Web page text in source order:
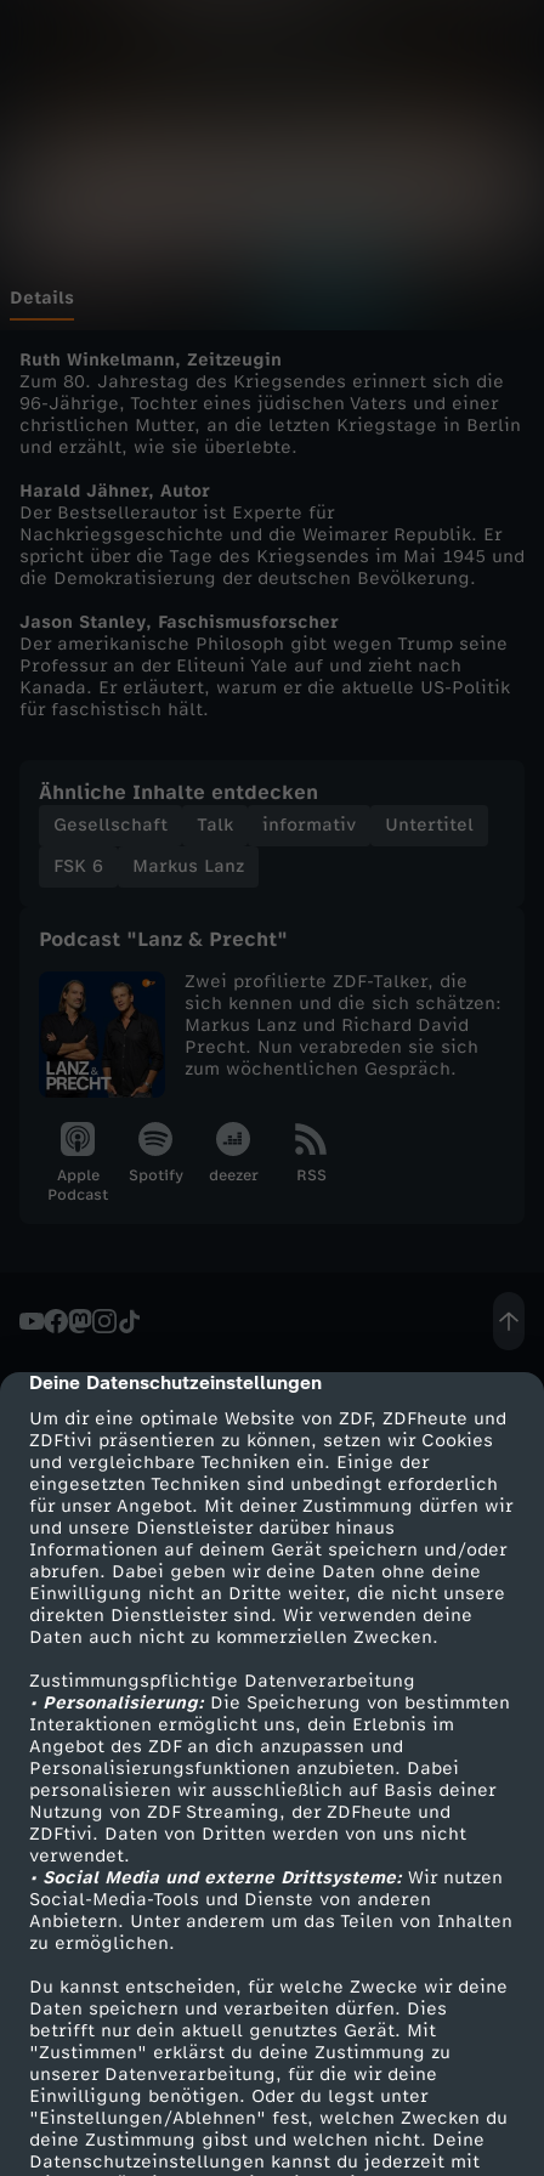
cmp-dialog-description
Deine Datenschutzeinstellungen
Um dir eine optimale Website von ZDF, ZDFheute und
ZDFtivi präsentieren zu können, setzen wir Cookies
und vergleichbare Techniken ein. Einige der
eingesetzten Techniken sind unbedingt erforderlich
für unser Angebot. Mit deiner Zustimmung dürfen wir
und unsere Dienstleister darüber hinaus
Informationen auf deinem Gerät speichern und/oder
abrufen. Dabei geben wir deine Daten ohne deine
Einwilligung nicht an Dritte weiter, die nicht unsere
direkten Dienstleister sind. Wir verwenden deine
Daten auch nicht zu kommerziellen Zwecken.
Zustimmungspflichtige Datenverarbeitung
• Personalisierung:Die Speicherung von bestimmten
Interaktionen ermöglicht uns, dein Erlebnis im
Angebot des ZDF an dich anzupassen und
Personalisierungsfunktionen anzubieten. Dabei
personalisieren wir ausschließlich auf Basis deiner
Nutzung von ZDF Streaming, der ZDFheute und
ZDFtivi. Daten von Dritten werden von uns nicht
verwendet.
• Social Media und externe Drittsysteme:Wir nutzen
Social-Media-Tools und Dienste von anderen
Anbietern. Unter anderem um das Teilen von Inhalten
zu ermöglichen.
Du kannst entscheiden, für welche Zwecke wir deine
Daten speichern und verarbeiten dürfen. Dies
betrifft nur dein aktuell genutztes Gerät. Mit
"Zustimmen" erklärst du deine Zustimmung zu
unserer Datenverarbeitung, für die wir deine
Einwilligung benötigen. Oder du legst unter
"Einstellungen/Ablehnen" fest, welchen Zwecken du
deine Zustimmung gibst und welchen nicht. Deine
Datenschutzeinstellungen kannst du jederzeit mit
a
r
k
u
s
L
a
n
v
o
m
8
.
M
a
2
2
5
Details
Ruth Winkelmann, Zeitzeugin
Zum 80. Jahrestag des Kriegsendes erinnert sich die
96-Jährige, Tochter eines jüdischen Vaters und einer
christlichen Mutter, an die letzten Kriegstage in Berlin
und erzählt, wie sie überlebte.
Harald Jähner, Autor
Der Bestsellerautor ist Experte für
Nachkriegsgeschichte und die Weimarer Republik. Er
spricht über die Tage des Kriegsendes im Mai 1945 und
die Demokratisierung der deutschen Bevölkerung.
Jason Stanley, Faschismusforscher
Der amerikanische Philosoph gibt wegen Trump seine
Professur an der Eliteuni Yale auf und zieht nach
Kanada. Er erläutert, warum er die aktuelle US-Politik
für faschistisch hält.
Ähnliche Inhalte entdecken
Gesellschaft Talk informativ
Untertitel
FSK 6
Markus Lanz
Podcast "Lanz & Precht"
Zwei profilierte ZDF-Talker, die
sich kennen und die sich schätzen:
Markus Lanz und Richard David
Precht. Nun verabreden sie sich
zum wöchentlichen Gespräch.
Apple
Podcast
Spotify deezer RSS
Mehr ZDF
ZDF-Apps
Smart TV
ZDFtext
Livestreams
Sendungen A-Z
TV-Programm
Service
ZDFmitreden
Kontakt zum ZDF
Tickets
Zuschauerservice
Hilfe
ZDF Unternehmen
Karriere
ZDF goes Schule
Werbefernsehen
Mainzelmännchen